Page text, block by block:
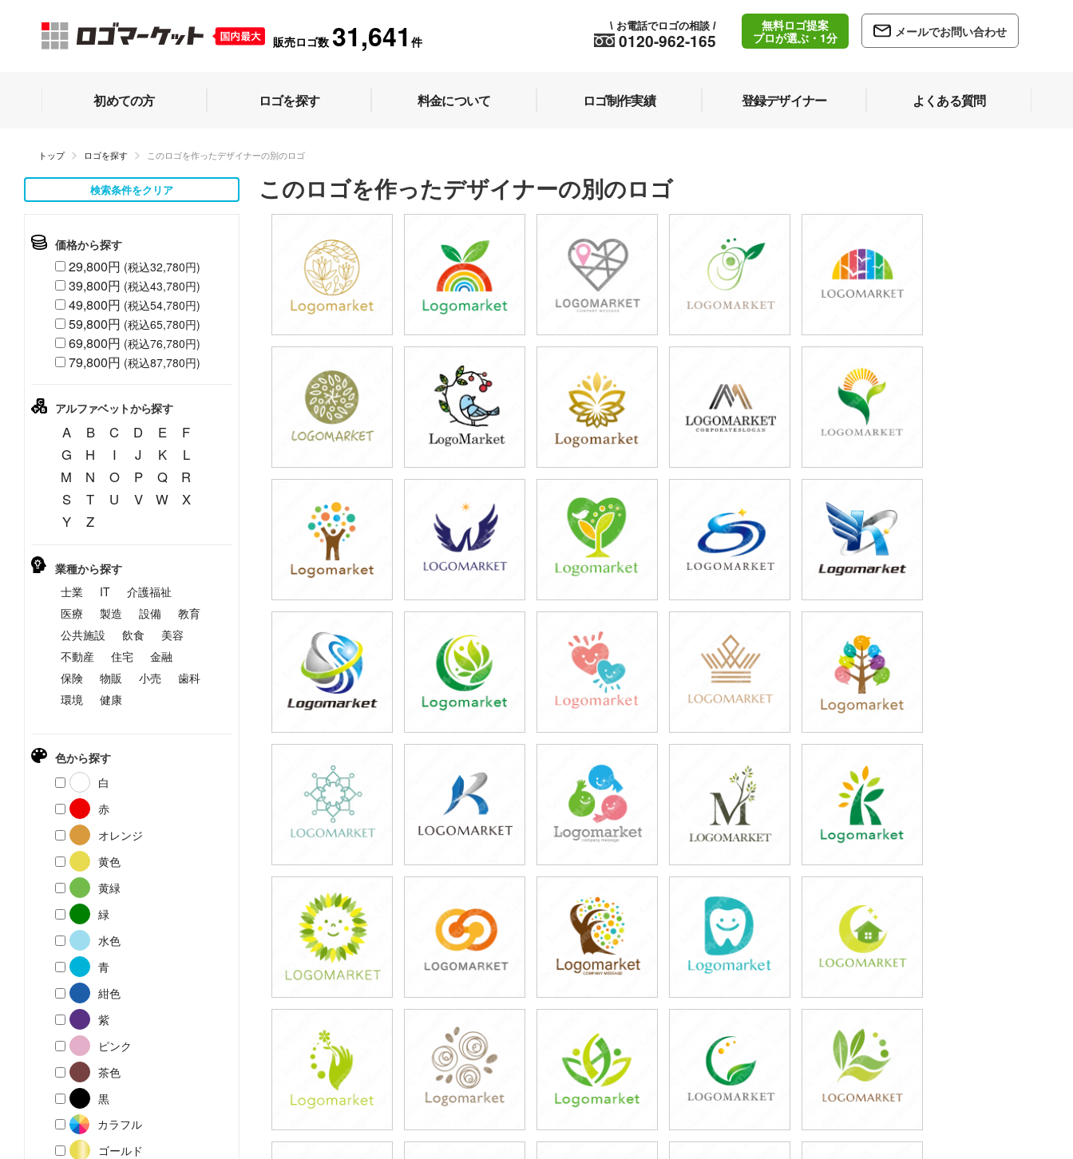
販売ロゴ数 31,641 件 0120-962-165
\ お電話でロゴの相談 /
無料ロゴ提案
プロが選ぶ・1分
メールでお問い合わせ
初めての方 ロゴを探す 料金について ロゴ制作実績 登録デザイナー よくある質問
トップ ロゴを探す このロゴを作ったデザイナーの別のロゴ
検索条件をクリア
価格から探す
29,800円 (税込32,780円)
39,800円 (税込43,780円)
49,800円 (税込54,780円)
59,800円 (税込65,780円)
69,800円 (税込76,780円)
79,800円 (税込87,780円)
アルファベットから探す
A B C D E
F
G
H I J K
L
M
N O P Q
R
S
T U V W
X
Y
Z
業種から探す
士業
IT
介護福祉
医療
製造 設備
教育
公共施設
飲食
美容
不動産
住宅
金融
保険
物販 小売
歯科
環境
健康
色から探す
白
赤
オレンジ
黄色
黄緑
緑
水色
青
紺色
紫
ピンク
茶色
黒
カラフル
ゴールド
このロゴを作ったデザイナーの別のロゴ
39,800円
(税込43,780円)
39,800円
(税込43,780円)
39,800円
(税込43,780円) (税込43,780円)
39,800円
(税込43,780円)
39,800円
(税込43,780円)
49,800円
(税込54,780円)
39,800円
(税込43,780円)
49,800円
(税込54,780円)
39,800円
(税込43,780円)
39,800円
(税込43,780円)
39,800円
(税込43,780円)
39,800円
(税込43,780円)
39,800円
(税込43,780円)
59,800円
(税込65,780円)
59,800円
(税込65,780円)
39,800円
(税込43,780円)
39,800円
(税込43,780円)
39,800円
(税込43,780円)
39,800円
(税込43,780円)
39,800円
(税込43,780円)
39,800円
(税込43,780円)
39,800円
(税込43,780円)
39,800円
(税込43,780円)
39,800円
(税込43,780円)
39,800円
(税込43,780円)
39,800円
(税込43,780円)
39,800円
(税込43,780円)
39,800円
(税込43,780円)
39,800円
(税込43,780円)